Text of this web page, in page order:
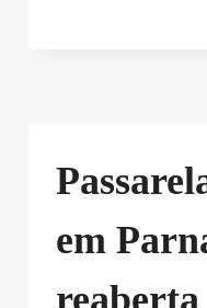
em